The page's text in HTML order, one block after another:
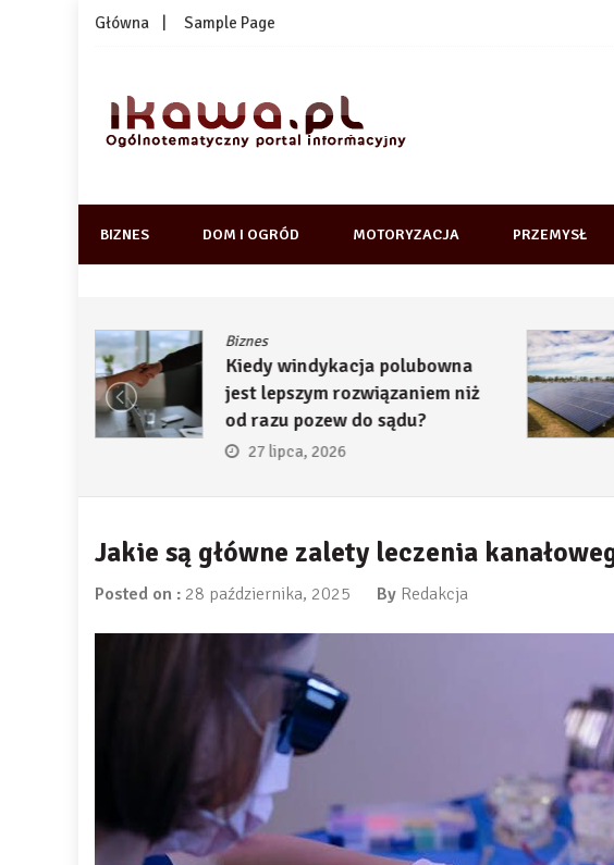
Skip
Główna Sample Page
1kawa.pl
BIZNES DOM I OGRÓD MOTORYZACJA PRZEMYSŁ
Biznes
Kiedy windykacja polubowna
jest lepszym rozwiązaniem niż
od razu pozew do sądu?
27 lipca, 2026
Jakie są główne zalety leczenia
Posted on : 28 października, 2025 By Redakcja